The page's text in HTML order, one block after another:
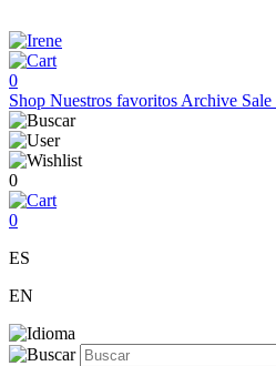
0
Shop Nuestros favoritos Archive Sale
0
0
ES
EN